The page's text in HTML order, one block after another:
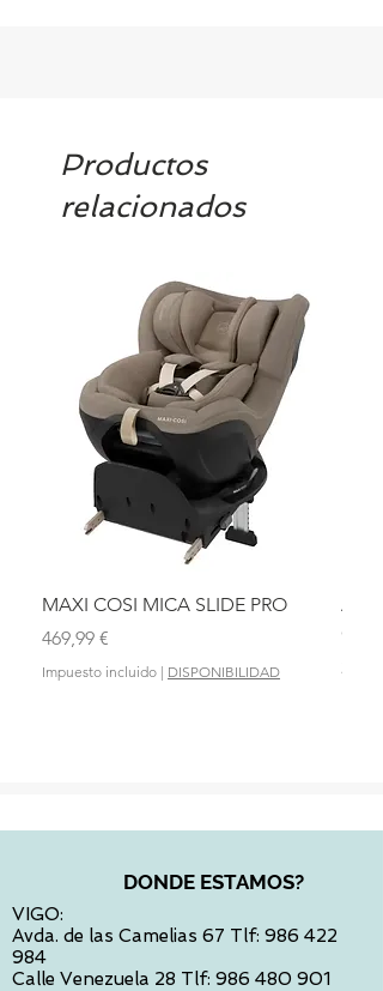
Productos
relacionados
MAXI COSI MICA SLIDE PRO
Precio
469,99 €
Impuesto incluido | DISPONIBILIDAD
DONDE ESTAMOS?
VIGO:
Avda. de las Camelias 67 Tlf: 986 422
984
Calle Venezuela 28 Tlf: 986 480 901